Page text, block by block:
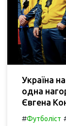
Україна
одна
Євгена
#Футболіст